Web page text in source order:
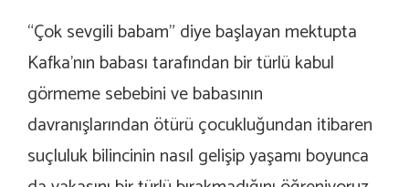
“Çok sevgili babam” diye başlayan mektupta
Kafka’nın babası tarafından bir türlü kabul
görmeme sebebini ve babasının
davranışlarından ötürü çocukluğundan itibaren
suçluluk bilincinin nasıl gelişip yaşamı boyunca